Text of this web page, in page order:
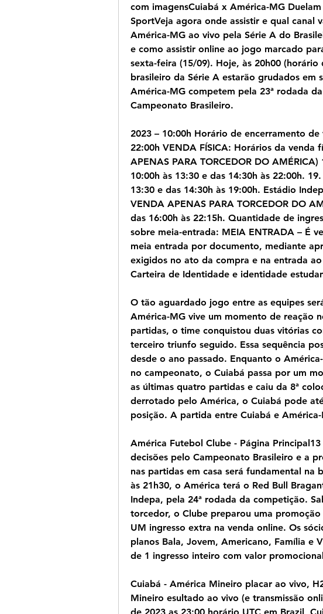
com imagensCuiabá x América-MG
SportVeja agora onde assistir e qual canal
América-MG ao vivo pela Série A do
e como assistir online ao jogo marcado
sexta-feira (15/09). Hoje, às 20h00
brasileiro da Série A estarão grudados em
América-MG competem pela 23ª rodada
Campeonato Brasileiro.
2023 – 10:00h Horário de encerramento de
22:00h VENDA FÍSICA: Horários da venda
APENAS PARA TORCEDOR DO
10:00h às 13:30 e das 14:30h às 22:00h.
13:30 e das 14:30h às 19:00h. Estádio
VENDA APENAS PARA TORCEDOR DO
das 16:00h às 22:15h. Quantidade de
sobre meia-entrada: MEIA ENTRADA – É
meia entrada por documento, mediante
exigidos no ato da compra e na entrada
Carteira de Identidade e identidade
O tão aguardado jogo entre as equipes
América-MG vive um momento de reação
partidas, o time conquistou duas vitórias
terceiro triunfo seguido. Essa sequência
desde o ano passado. Enquanto o
no campeonato, o Cuiabá passa por um
as últimas quatro partidas e caiu da 8ª
derrotado pelo América, o Cuiabá pode
posição. A partida entre Cuiabá e
América Futebol Clube - Página
decisões pelo Campeonato Brasileiro e a
nas partidas em casa será fundamental na
às 21h30, o América terá o Red Bull
Indepa, pela 24ª rodada da competição.
torcedor, o Clube preparou uma
UM ingresso extra na venda online. Os
planos Bala, Jovem, Americano, Família e
de 1 ingresso inteiro com valor
Cuiabá - América Mineiro placar ao vivo,
Mineiro esultado ao vivo (e transmissão